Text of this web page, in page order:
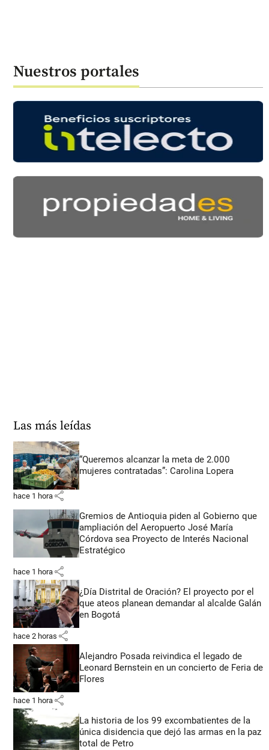
Nuestros portales
Las más leídas
“Queremos alcanzar la meta de 2.000
mujeres contratadas”: Carolina Lopera
hace 1 hora share
Gremios de Antioquia piden al Gobierno que
ampliación del Aeropuerto José María
Córdova sea Proyecto de Interés Nacional
Estratégico
hace 1 hora share
¿Día Distrital de Oración? El proyecto por el
que ateos planean demandar al alcalde Galán
en Bogotá
hace 2 horas share
Alejandro Posada reivindica el legado de
Leonard Bernstein en un concierto de Feria de
Flores
hace 1 hora share
La historia de los 99 excombatientes de la
única disidencia que dejó las armas en la paz
total de Petro